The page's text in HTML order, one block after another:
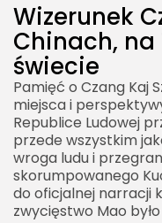
Wizerunek
Chinach,
świecie
Pamięć o Czang Kaj
miejsca i
Republice Ludowej
przede wszystkim
wroga ludu i
skorumpowanego
do oficjalnej narracji
zwycięstwo Mao